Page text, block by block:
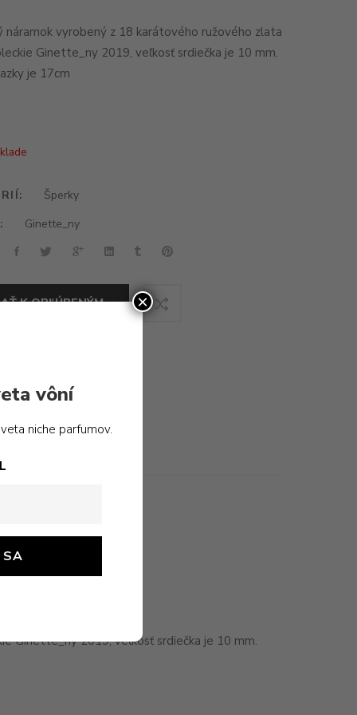
náramok vyrobený z 18 karátového ružového zlata
Ginette_ny 2019, veľkosť srdiečka je 10 mm.
je 17cm
Šperky
Ginette_ny
K OBĽÚBENÝM
Ginette_ny 2019, veľkosť srdiečka je 10 mm.
vôní
niche parfumov.
×